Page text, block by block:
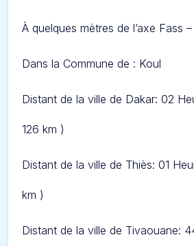
À quelques mètres de l’axe Fass
Dans la Commune de : Koul
Distant de la ville de Dakar: 02
126 km )
Distant de la ville de Thiès: 01
km )
Distant de la ville de Tivaouane: